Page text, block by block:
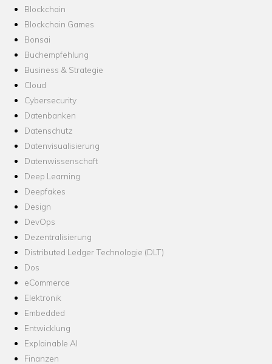
Blockchain
Blockchain Games
Bonsai
Buchempfehlung
Business & Strategie
Cloud
Cybersecurity
Datenbanken
Datenschutz
Datenvisualisierung
Datenwissenschaft
Deep Learning
Deepfakes
Design
DevOps
Dezentralisierung
Distributed Ledger Technologie (DLT)
Dos
eCommerce
Elektronik
Embedded
Entwicklung
Explainable AI
Finanzen